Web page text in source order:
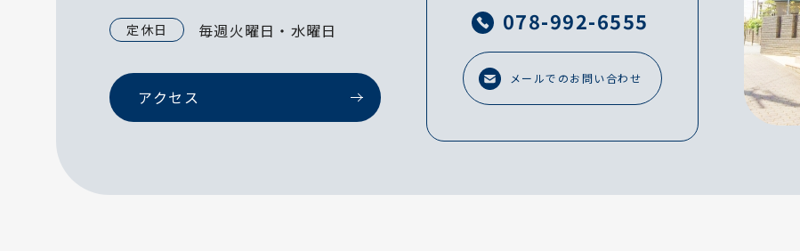
定休日 毎週火曜日・水曜日
アクセス
078-992-6555
メールでのお問い合わせ